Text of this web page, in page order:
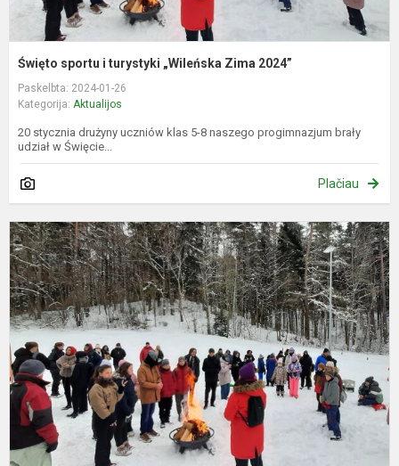
Święto sportu i turystyki „Wileńska Zima 2024”
Paskelbta: 2024-01-26
Kategorija: Aktualijos
20 stycznia drużyny uczniów klas 5-8 naszego progimnazjum brały
udział w Święcie...
Plačiau